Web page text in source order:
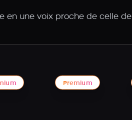
en une voix proche de celle de
Premium